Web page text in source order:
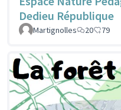
Dedieu République
Martignolles
20 79